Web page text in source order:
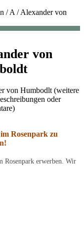
/A /Alexander von
von
von Humbodlt (weitere
oder
Rosenpark zu
Rosenpark erwerben. Wir